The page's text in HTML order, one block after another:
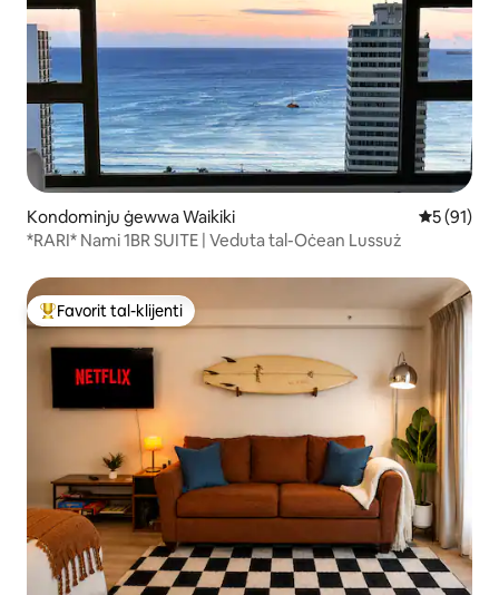
Kondominju ġewwa Waikiki Rating
5 (91)
*RARI* Nami 1BR SUITE | Veduta tal-Oċean Lussuż
Wieħed mill-aqwa favoriti tal-klijenti
Favorit tal-klijenti